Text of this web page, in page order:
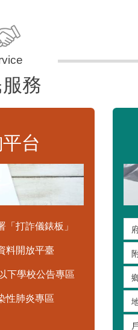
務
台
「打詐儀錶板」
料開放平臺
下學校公告專區
性肺炎專區